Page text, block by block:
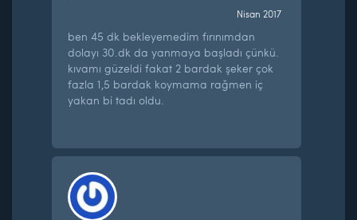
Nisan 2017
ben 45 dk bekleyemedim fırınımdan
dolayı 30.dk da yanmaya başladı çünkü.
kıvamı güzeldi fakat 2 bardak şeker çok
fazla 1,5 bardak koymama rağmen iç
yakan bi tadı oldu.